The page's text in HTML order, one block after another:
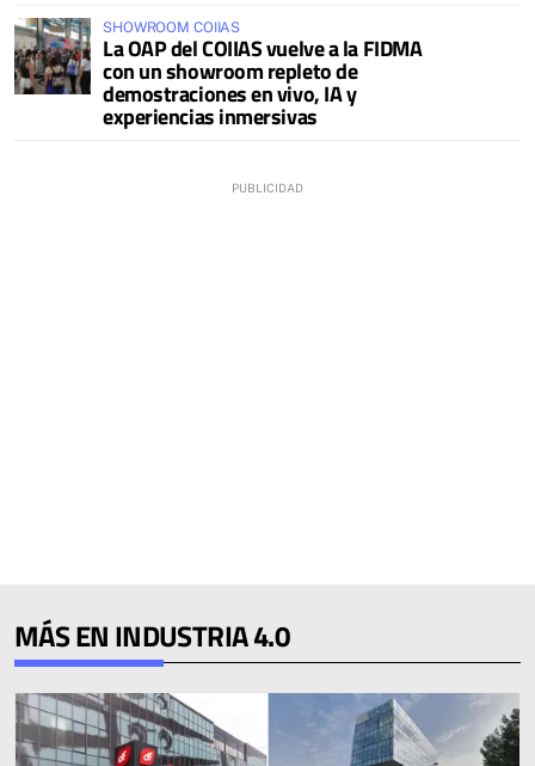
SHOWROOM COIIAS
La OAP del COIIAS vuelve a la FIDMA
con un showroom repleto de
demostraciones en vivo, IA y
experiencias inmersivas
MÁS EN INDUSTRIA 4.0